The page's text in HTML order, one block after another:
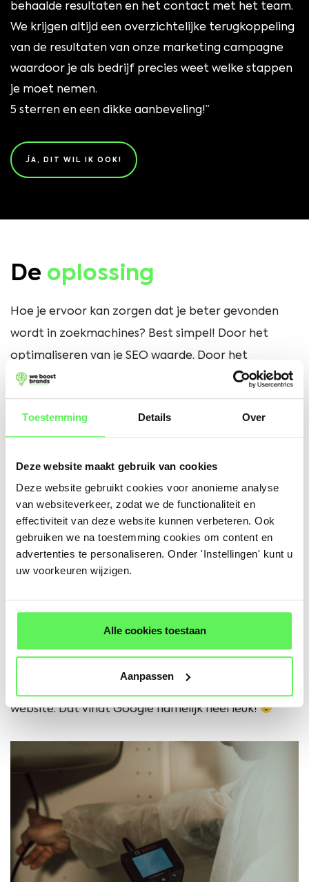
Toestemming Details Over
Deze website maakt gebruik van cookies
Deze website gebruikt cookies voor anonieme analyse
van websiteverkeer, zodat we de functionaliteit en
effectiviteit van deze website kunnen verbeteren. Ook
gebruiken we na toestemming cookies om content en
advertenties te personaliseren. Onder 'Instellingen' kunt u
uw voorkeuren wijzigen.
Alle cookies toestaan
Aanpassen
behaalde resultaten en het contact met het team.
We krijgen altijd een overzichtelijke terugkoppeling
van de resultaten van onze marketing campagne
waardoor je als bedrijf precies weet welke stappen
je moet nemen.
5 sterren en een dikke aanbeveling!’’
JA, DIT WIL IK OOK!
De oplossing
Hoe je ervoor kan zorgen dat je beter gevonden
wordt in zoekmachines? Best simpel! Door het
optimaliseren van je SEO waarde. Door het
gebruiken van de juiste
SEO toepassingenop je
pagina, zorg je ervoor dat zoekmachines jouw merk
beter kunnen vinden.
Om gevonden te worden in de zoekmachines is het
starten met een SEO onderzoek een goed begin.
Het uitvoeren van een zoekwoordenonderzoek is
een belangrijk onderdeel hiervan. Hierin
onderzoeken we op welke woorden Intra-Air
momenteel gevonden wordt. Waarna wij op deze
woorden in gaan spelen met het schrijven van de
website. Dat vindt Google namelijk heel leuk!